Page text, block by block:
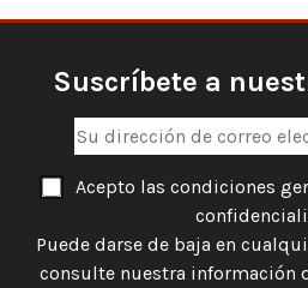
Suscríbete a
Acepto las condiciones
Puede darse de baja en
consulte nuestra información